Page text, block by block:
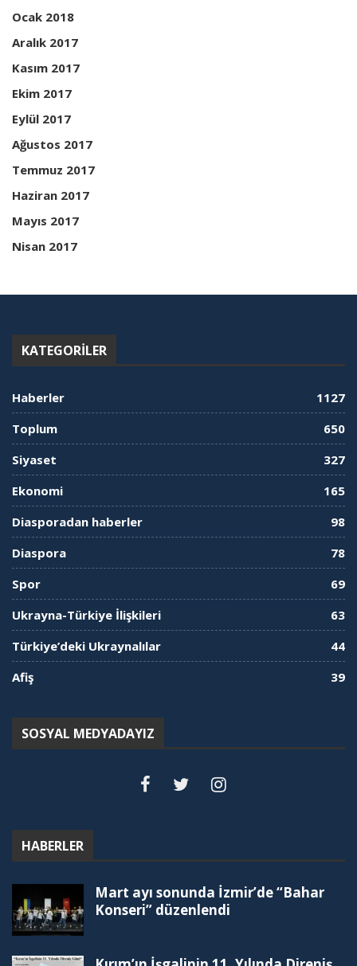
Ocak 2018
Aralık 2017
Kasım 2017
Ekim 2017
Eylül 2017
Ağustos 2017
Temmuz 2017
Haziran 2017
Mayıs 2017
Nisan 2017
KATEGORILER
Haberler
1127
Toplum
650
Siyaset
327
Ekonomi
165
Diasporadan haberler
98
Diaspora
78
Spor
69
Ukrayna-Türkiye İlişkileri
63
Türkiye’deki Ukraynalılar
44
Afiş
39
SOSYAL MEDYADAYIZ
HABERLER
Mart ayı sonunda İzmir’de “Bahar
Konseri” düzenlendi